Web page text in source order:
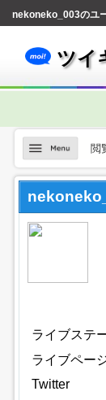
nekoneko_003のユ
ツイ
閲
ライブステ
ライブペー
Twitter